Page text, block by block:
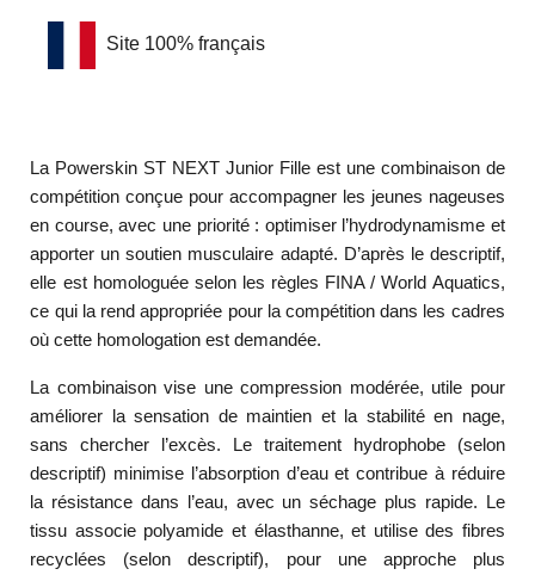
Site 100% français
La Powerskin ST NEXT Junior Fille est une combinaison de
compétition conçue pour accompagner les jeunes nageuses
en course, avec une priorité : optimiser l’hydrodynamisme et
apporter un soutien musculaire adapté. D’après le descriptif,
elle est homologuée selon les règles FINA / World Aquatics,
ce qui la rend appropriée pour la compétition dans les cadres
où cette homologation est demandée.
La combinaison vise une compression modérée, utile pour
améliorer la sensation de maintien et la stabilité en nage,
sans chercher l’excès. Le traitement hydrophobe (selon
descriptif) minimise l’absorption d’eau et contribue à réduire
la résistance dans l’eau, avec un séchage plus rapide. Le
tissu associe polyamide et élasthanne, et utilise des fibres
recyclées (selon descriptif), pour une approche plus